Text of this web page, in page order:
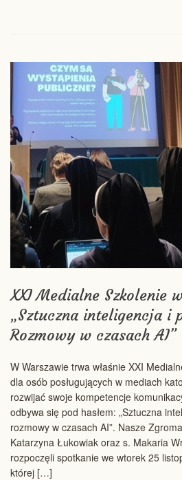
XXI Medialne Szkolenie
„Sztuczna inteligencja i
Rozmowy w czasach AI”
W Warszawie trwa właśnie XXI
dla osób posługujących w mediach
rozwijać swoje kompetencje
odbywa się pod hasłem: „Sztuczna
rozmowy w czasach AI”. Nasze
Katarzyna Łukowiak oraz s. Makaria
rozpoczęli spotkanie we wtorek 25
której […]